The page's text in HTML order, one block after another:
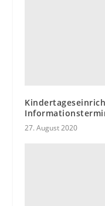
27. August 2020